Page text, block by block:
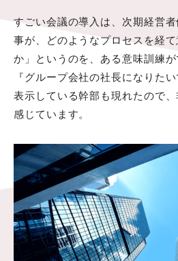
すごい会議の導入は、次期経営
事が、どのようなプロセスを経て
か」というのを、ある意味訓練
『グループ会社の社長になりた
表示している幹部も現れたので
感じています。